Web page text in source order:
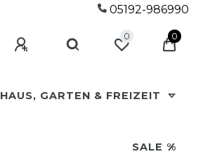
05192-986990
0 0
HAUS, GARTEN & FREIZEIT
SALE %